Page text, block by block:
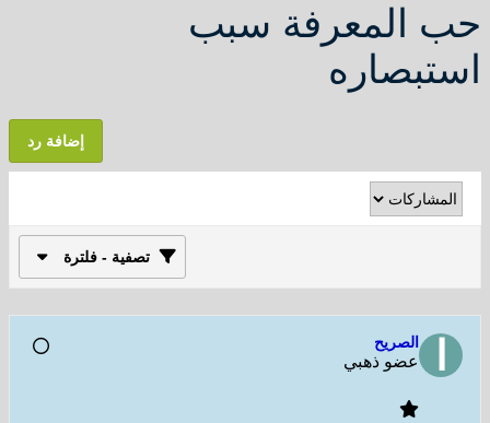
حب المعرفة سبب
استبصاره
إضافة رد
تصفية - فلترة
الصريح
عضو ذهبي